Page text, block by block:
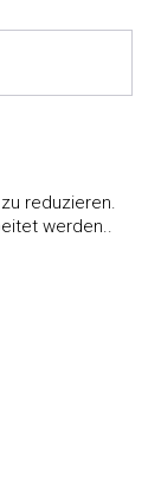
reduzieren.
werden..